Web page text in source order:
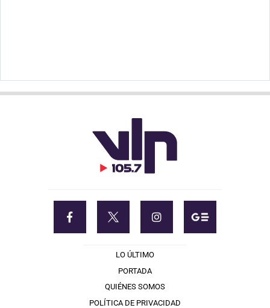
LO ÚLTIMO
PORTADA
QUIÉNES SOMOS
POLÍTICA DE PRIVACIDAD